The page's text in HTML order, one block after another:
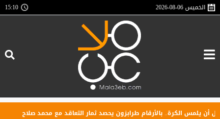
الخميس2026-08-06
15:10
الكرة.. بالأرقام طرابزون يحصد ثمار التعاقد مع محمد صلاح